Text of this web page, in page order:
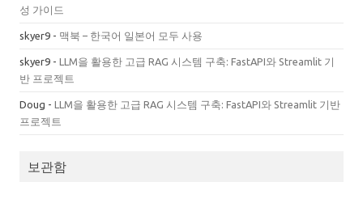
성 가이드
skyer9 - 맥북 – 한국어 일본어 모두 사용
skyer9 - LLM을 활용한 고급 RAG 시스템 구축: FastAPI와 Streamlit 기
반 프로젝트
Doug - LLM을 활용한 고급 RAG 시스템 구축: FastAPI와 Streamlit 기반
프로젝트
보관함